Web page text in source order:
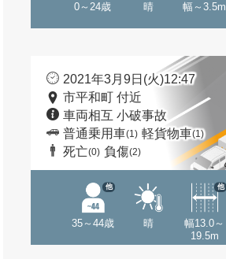
0～24歳 晴 幅～3.5m
2021年3月9日(火)12:47
市平和町 付近
車両相互 小破事故
普通乗用車(1) 軽貨物車(1)
死亡(0) 負傷(2)
35～44歳
他
晴
幅13.0～
19.5m
他